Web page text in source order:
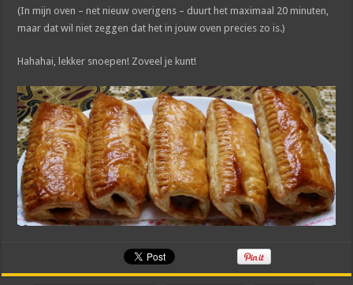
(In mijn oven – net nieuw overigens – duurt het maximaal 20 minuten,
maar dat wil niet zeggen dat het in jouw oven precies zo is.)
Hahahai, lekker snoepen! Zoveel je kunt!